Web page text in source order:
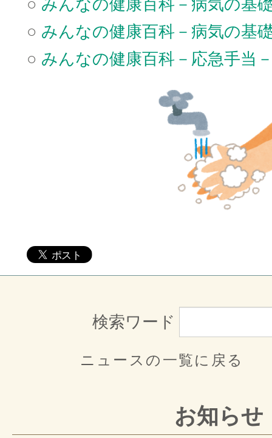
○ みんなの健康百科－病気の基
○ みんなの健康百科－病気の基
○ みんなの健康百科－応急手当
検索ワード
ニュースの一覧に戻る
お知らせ